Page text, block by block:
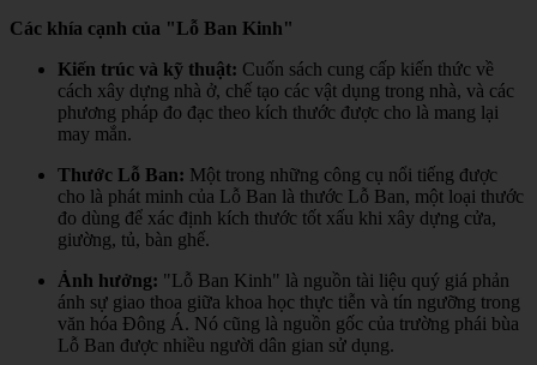
Các khía cạnh của "Lỗ Ban Kinh"
Kiến trúc và kỹ thuật: Cuốn sách cung cấp kiến thức về
cách xây dựng nhà ở, chế tạo các vật dụng trong nhà, và các
phương pháp đo đạc theo kích thước được cho là mang lại
may mắn.
Thước Lỗ Ban: Một trong những công cụ nổi tiếng được
cho là phát minh của Lỗ Ban là thước Lỗ Ban, một loại thước
đo dùng để xác định kích thước tốt xấu khi xây dựng cửa,
giường, tủ, bàn ghế.
Ảnh hưởng: "Lỗ Ban Kinh" là nguồn tài liệu quý giá phản
ánh sự giao thoa giữa khoa học thực tiễn và tín ngưỡng trong
văn hóa Đông Á. Nó cũng là nguồn gốc của trường phái bùa
Lỗ Ban được nhiều người dân gian sử dụng.